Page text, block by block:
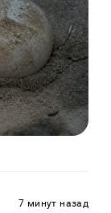
7 минут назад